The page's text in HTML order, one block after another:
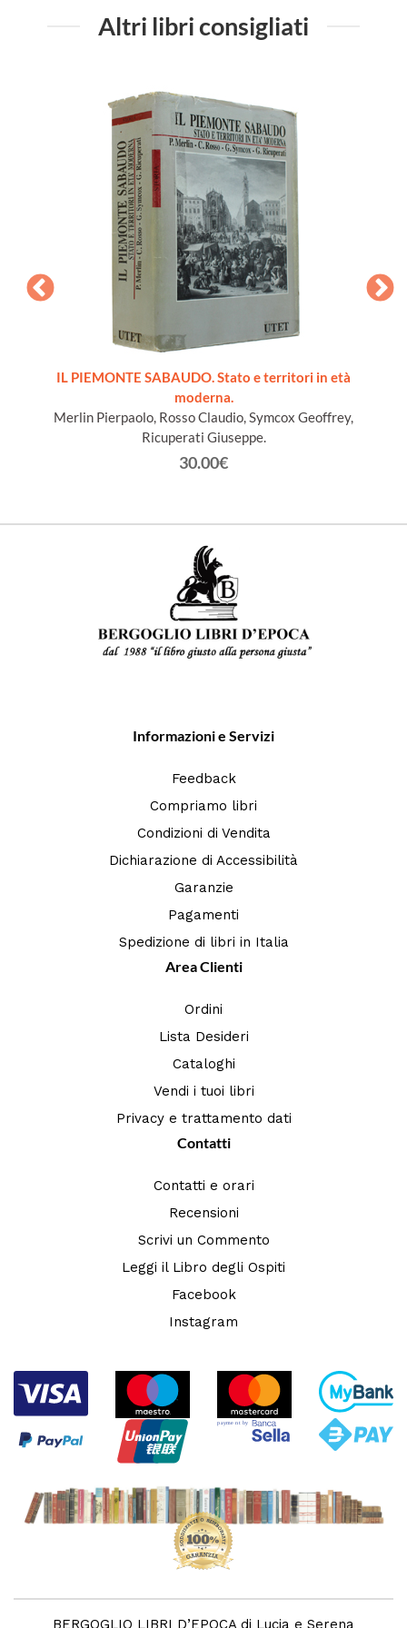
Altri libri consigliati
IL PIEMONTE SABAUDO. Stato e territori in età
moderna.
Merlin Pierpaolo, Rosso Claudio, Symcox Geoffrey,
Ricuperati Giuseppe.
30.00€
Informazioni e Servizi
Feedback
Compriamo libri
Condizioni di Vendita
Dichiarazione di Accessibilità
Garanzie
Pagamenti
Spedizione di libri in Italia
Area Clienti
Ordini
Lista Desideri
Cataloghi
Vendi i tuoi libri
Privacy e trattamento dati
Contatti
Contatti e orari
Recensioni
Scrivi un Commento
Leggi il Libro degli Ospiti
Facebook
Instagram
BERGOGLIO LIBRI D’EPOCA di Lucia e Serena